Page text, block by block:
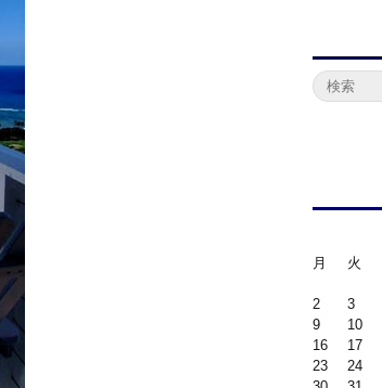
月
火
2
3
9
10
16
17
23
24